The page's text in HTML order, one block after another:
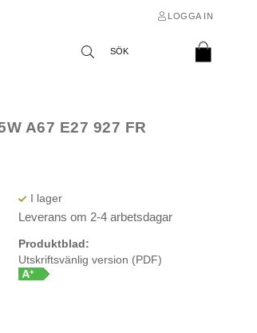
LOGGA IN
A67 E27 927 FR
Leverans om 2-4 arbetsdagar
Produktblad:
Utskriftsvänlig version (PDF)